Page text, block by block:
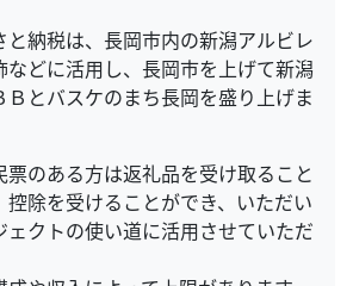
と納税は、長岡市内の新潟アルビレ
などに活用し、長岡市を上げて新潟
Ｂとバスケのまち長岡を盛り上げま
のある方は返礼品を受け取ること
控除を受けることができ、いただい
ェクトの使い道に活用させていただ